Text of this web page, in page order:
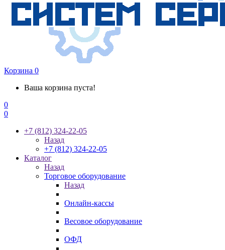
Корзина 0
Ваша корзина пуста!
0
0
+7 (812) 324-22-05
Назад
+7 (812) 324-22-05
Каталог
Назад
Торговое оборудование
Назад
Онлайн-кассы
Весовое оборудование
ОФД